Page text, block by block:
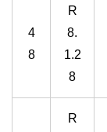
4
8
R
8.
1.2
8
R